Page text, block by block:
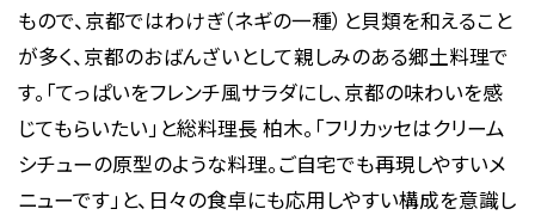
もので、京都ではわけぎ（ネギの一種）と貝類を和えること
が多く、京都のおばんざいとして親しみのある郷土料理で
す。「てっぱいをフレンチ風サラダにし、京都の味わいを感
じてもらいたい」と総料理長 柏木。「フリカッセはクリーム
シチューの原型のような料理。ご自宅でも再現しやすいメ
ニューです」と、日々の食卓にも応用しやすい構成を意識し